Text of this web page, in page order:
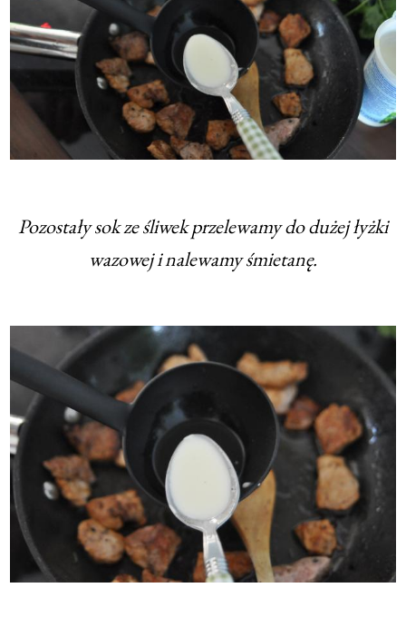
Pozostały sok ze śliwek przelewamy do dużej łyżki
wazowej i nalewamy śmietanę.